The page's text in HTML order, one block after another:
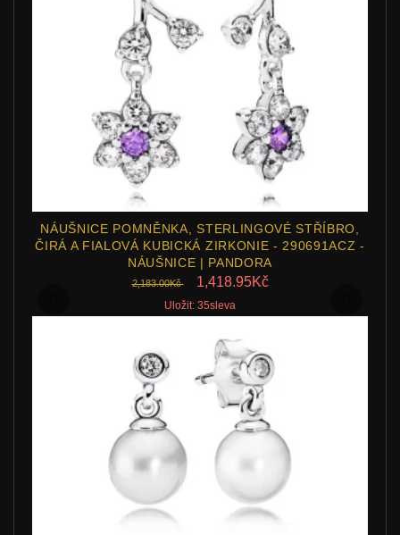
NÁUŠNICE POMNĚNKA, STERLINGOVÉ STŘÍBRO,
ČIRÁ A FIALOVÁ KUBICKÁ ZIRKONIE - 290691ACZ -
NÁUŠNICE | PANDORA
2,183.00Kč 1,418.95Kč
Uložit: 35sleva